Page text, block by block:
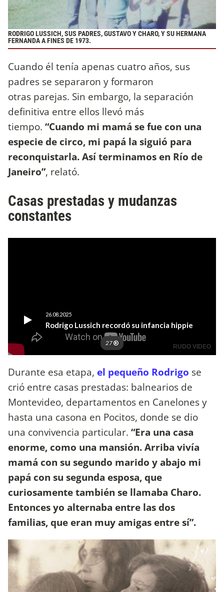
RODRIGO LUSSICH, SUS PADRES, GUSTAVO Y CHARO, Y SU HERMANA
FERNANDA A FINES DE 1973.
Cuando él tenía apenas cuatro años, sus
padres se separaron y formaron
otras parejas. Sin embargo, la separación
definitiva entre ellos llevó más
tiempo. “Cuando mi mamá se fue con una
especie de circo, mi papá la siguió para
reconquistarla. Así terminamos en Río de
Janeiro”, relató.
Casas prestadas y mudanzas
constantes
Durante esa etapa, el pequeño Rodrigo se
crió entre casas prestadas: balnearios de
Montevideo, departamentos en Canelones y
hasta una casona en Pocitos, donde se dio
una convivencia particular. “Era una casa
enorme, como una mansión. Arriba vivía
mamá con su segundo marido y abajo mi
papá con su segunda esposa, que
curiosamente también se llamaba Charo.
Entonces yo alternaba entre las dos
familias, que eran muy amigas entre sí”.